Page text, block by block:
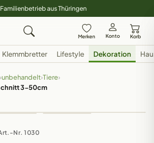
Familienbetrieb aus Thüringen
Merken Konto Korb
Klemmbretter Lifestyle Dekoration
›unbehandelt›Tiere›
3-50cm
Nr. 1030